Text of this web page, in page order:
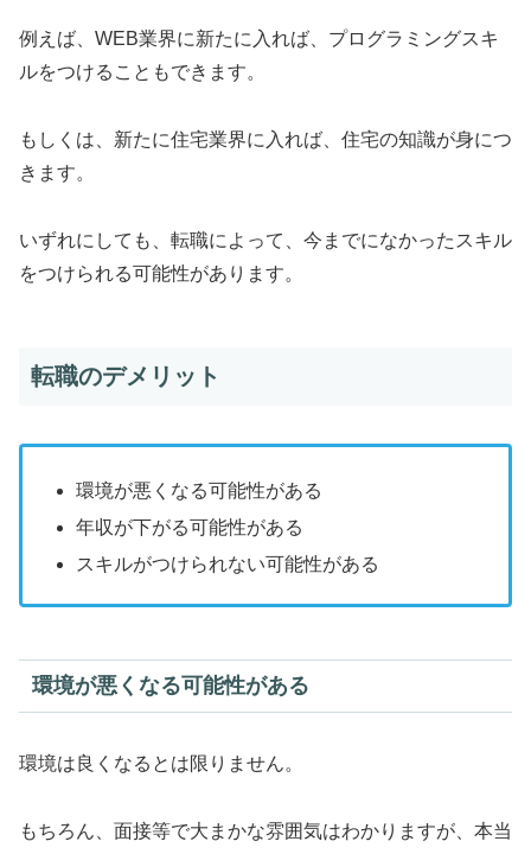
例えば、WEB業界に新たに入れば、プログラミングスキ
ルをつけることもできます。
もしくは、新たに住宅業界に入れば、住宅の知識が身につ
きます。
いずれにしても、転職によって、今までになかったスキル
をつけられる可能性があります。
転職のデメリット
環境が悪くなる可能性がある
年収が下がる可能性がある
スキルがつけられない可能性がある
環境が悪くなる可能性がある
環境は良くなるとは限りません。
もちろん、面接等で大まかな雰囲気はわかりますが、本当